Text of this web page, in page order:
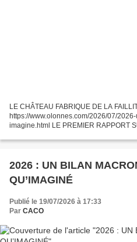
LE CHÂTEAU FABRIQUE DE LA
https://www.olonnes.com/2026/07/
imagine.html LE PREMIER RAPPORT
LA FRANCE...
2026 : UN BILAN
QU’IMAGINÉ
Publié le 19/07/2026 à 17:33
Par CACO